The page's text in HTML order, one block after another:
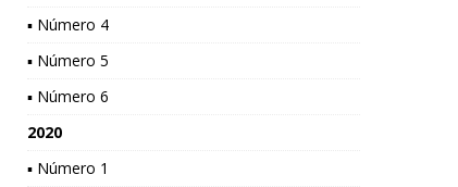
▪ Número 4
▪ Número 5
▪ Número 6
2020
▪ Número 1